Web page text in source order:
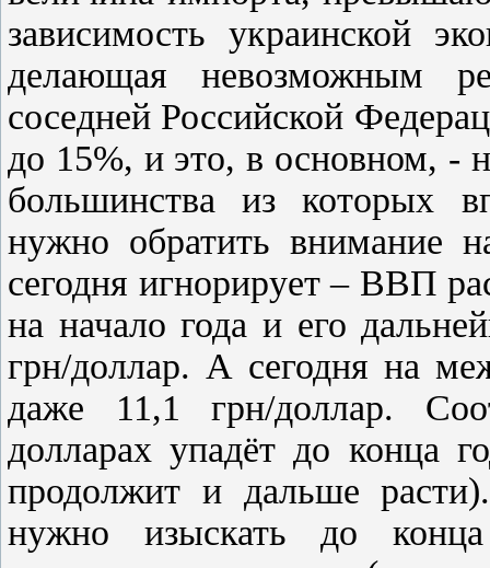
зависимость украинской
делающая невозможным
соседней Российской
до 15%, и это, в основном, -
большинства из которых
нужно обратить внимание
сегодня игнорирует – ВВП
на начало года и его
грн/доллар. А сегодня на
даже 11,1 грн/доллар.
долларах упадёт до конца
продолжит и дальше
нужно изыскать до